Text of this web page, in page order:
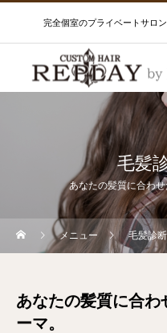
完全個室のプライベートサロ
毛髪
あなたの髪質に合わ
メニュー 毛髪診
あなたの髪質に合
ーマ。